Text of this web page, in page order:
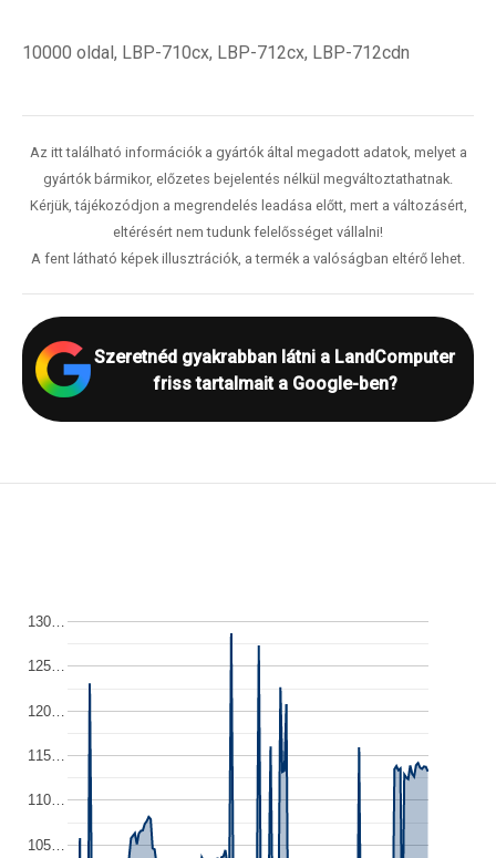
10000 oldal, LBP-710cx, LBP-712cx, LBP-712cdn
Az itt található információk a gyártók által megadott adatok, melyet a
gyártók bármikor, előzetes bejelentés nélkül megváltoztathatnak.
Kérjük, tájékozódjon a megrendelés leadása előtt, mert a változásért,
eltérésért nem tudunk felelősséget vállalni!
A fent látható képek illusztrációk, a termék a valóságban eltérő lehet.
Szeretnéd gyakrabban látni a LandComputer
friss tartalmait a Google-ben?
105…
110…
115…
120…
125…
130…